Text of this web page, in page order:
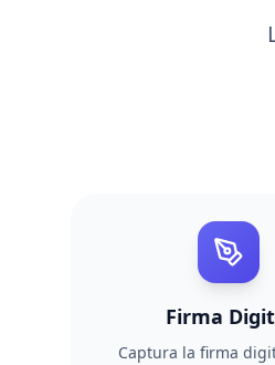
Firma
Captura la firma